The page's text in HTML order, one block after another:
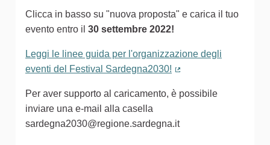
Clicca in basso su "nuova proposta" e carica il tuo
evento entro il 30 settembre 2022!
Leggi le linee guida per l'organizzazione degli
eventi del Festival Sardegna2030!
Per aver supporto al caricamento, è possibile
inviare una e-mail alla casella
sardegna2030@regione.sardegna.it